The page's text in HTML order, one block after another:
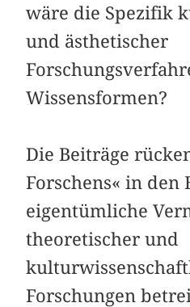
wäre die Spezifik
und ästhetischer
Wissensformen?
Die Beiträge
Forschens« in den
eigentümliche
theoretischer und
Forschungen